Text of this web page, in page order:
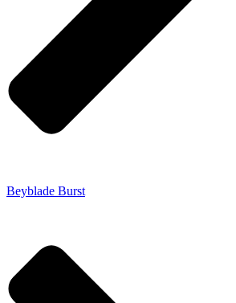
Beyblade Burst